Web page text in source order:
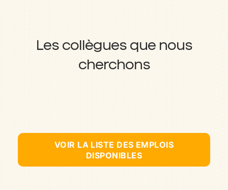
Les collègues que nous
cherchons
VOIR LA LISTE DES EMPLOIS
DISPONIBLES